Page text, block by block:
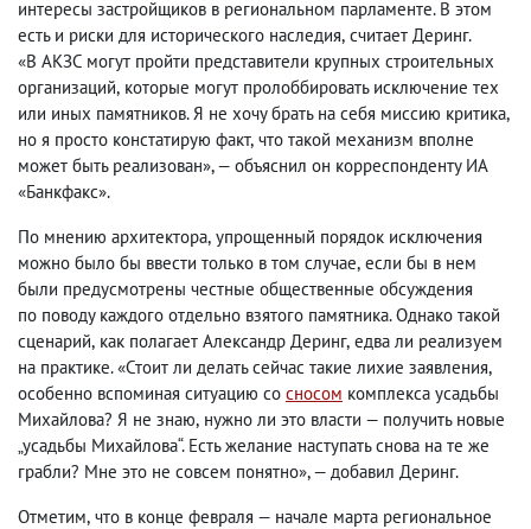
интересы застройщиков в региональном парламенте. В этом
есть и риски для исторического наследия, считает Деринг.
«В АКЗС могут пройти представители крупных строительных
организаций, которые могут пролоббировать исключение тех
или иных памятников. Я не хочу брать на себя миссию критика,
но я просто констатирую факт, что такой механизм вполне
может быть реализован», — объяснил он корреспонденту ИА
«Банкфакс».
По мнению архитектора, упрощенный порядок исключения
можно было бы ввести только в том случае, если бы в нем
были предусмотрены честные общественные обсуждения
по поводу каждого отдельно взятого памятника. Однако такой
сценарий, как полагает Александр Деринг, едва ли реализуем
на практике. «Стоит ли делать сейчас такие лихие заявления,
особенно вспоминая ситуацию со сносом комплекса усадьбы
Михайлова? Я не знаю, нужно ли это власти — получить новые
„усадьбы Михайлова“. Есть желание наступать снова на те же
грабли? Мне это не совсем понятно», — добавил Деринг.
Отметим, что в конце февраля — начале марта региональное